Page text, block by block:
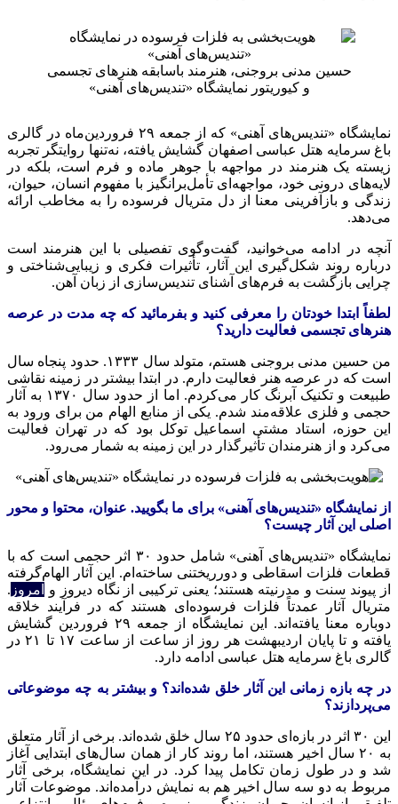
حسین مدنی بروجنی، هنرمند باسابقه هنرهای تجسمی
وکیوریتور نمایشگاه «تندیس‌های آهنی»
نمایشگاه «تندیس‌های آهنی» که از جمعه ۲۹ فروردین‌ماه در گالری
باغ سرمایه هتل عباسی اصفهان گشایش یافته، نه‌تنها روایتگر تجربه
زیسته یک هنرمند در مواجهه با جوهر ماده و فرم است، بلکه در
لایه‌های درونی خود، مواجهه‌ای تأمل‌برانگیز با مفهوم انسان، حیوان،
زندگی و بازآفرینی معنا از دل متریال فرسوده را به مخاطب ارائه
می‌دهد.
آنچه در ادامه می‌خوانید، گفت‌وگوی تفصیلی با این هنرمند است
درباره روند شکل‌گیری این آثار، تأثیرات فکری و زیبایی‌شناختی و
چرایی بازگشت به فرم‌های آشنای تندیس‌سازی از زبان آهن.
لطفاً ابتدا خودتان را معرفی کنید و بفرمائید که چه مدت در عرصه
هنرهای تجسمی فعالیت دارید؟
من حسین مدنی بروجنی هستم، متولد سال ۱۳۳۳. حدود پنجاه سال
است که در عرصه هنر فعالیت دارم. در ابتدا بیشتر در زمینه نقاشی
طبیعت و تکنیک آبرنگ کار می‌کردم. اما از حدود سال ۱۳۷۰ به آثار
حجمی و فلزی علاقه‌مند شدم. یکی از منابع الهام من برای ورود به
این حوزه، استاد مشتی اسماعیل توکل بود که در تهران فعالیت
می‌کرد و از هنرمندان تأثیرگذار در این زمینه به شمار می‌رود.
از نمایشگاه «تندیس‌های آهنی» برای ما بگویید. عنوان، محتوا و محور
اصلی این آثار چیست؟
نمایشگاه «تندیس‌های آهنی» شامل حدود ۳۰ اثر حجمی است که با
قطعات فلزات اسقاطی و دورریختنی ساخته‌ام. این آثار الهام‌گرفته
از پیوند سنت و مدرنیته هستند؛ یعنی ترکیبی از نگاه دیروز و
امروز .
متریال آثار عمدتاً فلزات فرسوده‌ای هستند که در فرآیند خلاقه
دوباره معنا یافته‌اند. این نمایشگاه از جمعه ۲۹ فروردین گشایش
یافته و تا پایان اردیبهشت هر روز از ساعت از ساعت ۱۷ تا ۲۱ در
گالری باغ سرمایه هتل عباسی ادامه دارد.
در چه بازه زمانی این آثار خلق شده‌اند؟ و بیشتر به چه موضوعاتی
می‌پردازند؟
این ۳۰ اثر در بازه‌ای حدود ۲۵ سال خلق شده‌اند. برخی از آثار متعلق
به ۲۰ سال اخیر هستند، اما روند کار از همان سال‌های ابتدایی آغاز
شد و در طول زمان تکامل پیدا کرد. در این نمایشگاه، برخی آثار
مربوط به دو سه سال اخیر هم به نمایش درآمده‌اند. موضوعات آثار